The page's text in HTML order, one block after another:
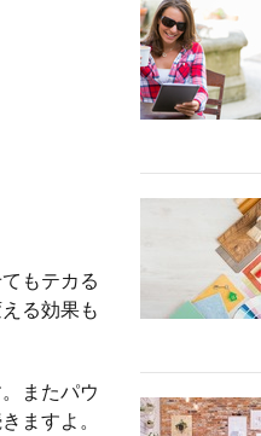
もテカる
る効果も
またパウ
ますよ。